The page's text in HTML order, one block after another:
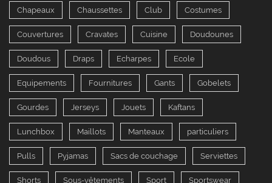
Chapeaux Chaussettes Club Costumes
Couvertures Cravates Cuisine Doudounes
Doudous Draps Echarpes Ecole
Equipements Fournitures Gants Gobelets
Gourdes Jerseys Jouets Kaftans
Lunchbox Maillots Manteaux particuliers
Pulls Pyjamas Sacs de couchage Serviettes
Shorts Sous-vêtements Sport Sportswear